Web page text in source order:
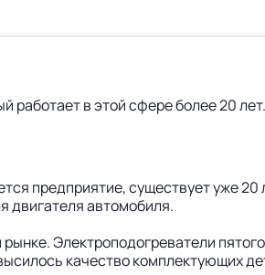
работает в этой сфере более 20
предприятие, существует уже
двигателя автомобиля.
Электроподогреватели
качество комплектующих